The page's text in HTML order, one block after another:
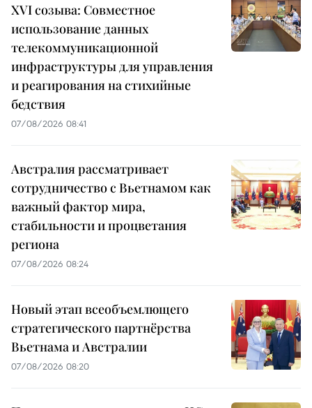
XVI созыва: Совместное
использование данных
телекоммуникационной
инфраструктуры для управления
и реагирования на стихийные
бедствия
07/08/2026 08:41
Австралия рассматривает
сотрудничество с Вьетнамом как
важный фактор мира,
стабильности и процветания
региона
07/08/2026 08:24
Новый этап всеобъемлющего
стратегического партнёрства
Вьетнама и Австралии
07/08/2026 08:20